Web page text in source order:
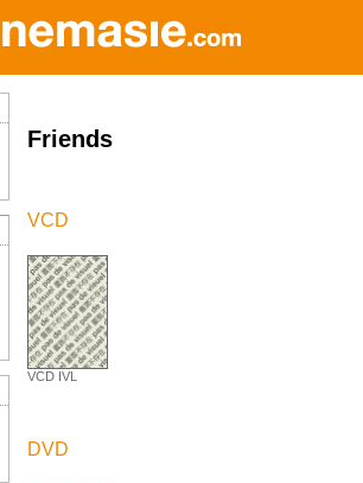
Friends
VCD
VCD IVL
DVD